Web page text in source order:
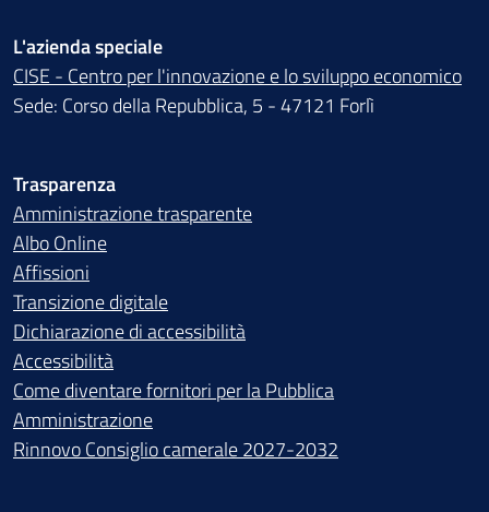
L'azienda speciale
CISE - Centro per l'innovazione e lo sviluppo economico
Sede: Corso della Repubblica, 5 - 47121 Forlì
Trasparenza
Amministrazione trasparente
Albo Online
Affissioni
Transizione digitale
Dichiarazione di accessibilità
Accessibilità
Come diventare fornitori per la Pubblica
Amministrazione
Rinnovo Consiglio camerale 2027-2032